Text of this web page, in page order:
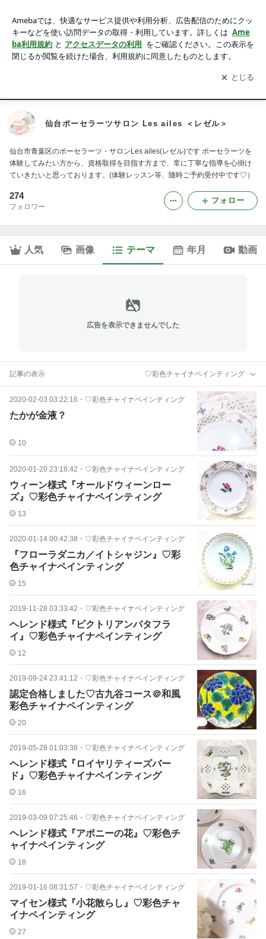
ailes ＜レゼル＞
アプリをダウンロードして ブログの更新通知
を受け取りまし
ょう。
開く
仙台ポーセラーツサロン Les ailes ＜レゼル＞
仙台市青葉区のポーセラーツ・サロンLes ailes(レゼル)です ポーセラーツを
体験してみたい方から、資格取得を目指す方まで、常に丁寧な指導を心掛け
ていきたいと思っております。(体験レッスン等、随時ご予約受付中です♡）
274
フォロワー
フォロー
人気 画像 テーマ 年月 動画
広告を表示できませんでした
記事の表示 ♡彩色チャイナペインティング
2020-02-03 03:22:16 ・ ♡彩色チャイナペインティング
たかが金液？
10
2020-01-20 23:18:42 ・ ♡彩色チャイナペインティング
ウィーン様式『オールドウィーンロー
ズ』♡彩色チャイナペインティング
13
2020-01-14 00:42:38 ・ ♡彩色チャイナペインティング
『フローラダニカ／イトシャジン』♡彩
色チャイナペインティング
15
2019-11-28 03:33:42 ・ ♡彩色チャイナペインティング
ヘレンド様式『ビクトリアンバタフラ
イ』♡彩色チャイナペインティング
12
2019-09-24 23:41:12 ・ ♡彩色チャイナペインティング
認定合格しました♡古九谷コース＠和風
彩色チャイナペインティング
20
2019-05-28 01:03:38 ・ ♡彩色チャイナペインティング
ヘレンド様式『ロイヤリティーズバー
ド』♡彩色チャイナペインティング
16
2019-03-09 07:25:46 ・ ♡彩色チャイナペインティング
ヘレンド様式『アポニーの花』♡彩色チ
ャイナペインティング
18
2019-01-16 08:31:57 ・ ♡彩色チャイナペインティング
マイセン様式『小花散らし』♡彩色チャ
イナペインティング
27